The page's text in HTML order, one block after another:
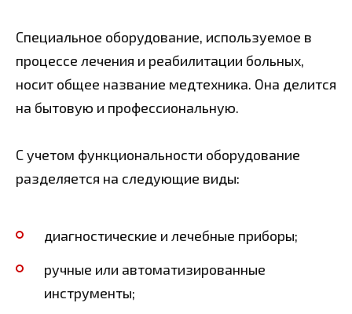
Специальное оборудование, используемое в
процессе лечения и реабилитации больных,
носит общее название медтехника. Она делится
на бытовую и профессиональную.
С учетом функциональности оборудование
разделяется на следующие виды:
диагностические и лечебные приборы;
ручные или автоматизированные
инструменты;